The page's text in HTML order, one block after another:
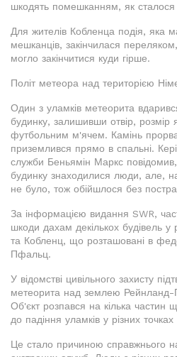
шкодять помешканням, як сталося
Для жителів Кобленца подія, яка
мешканців, закінчилася
могло закінчитися куди гірше.
Політ метеора над територією
Один з уламків метеорита
будинку, залишивши отвір, розмір
футбольним м'ячем. Камінь
приземлився прямо в спальні.
служби Беньямін Маркс
будинку знаходилися люди, але, на
не було, тож обійшлося без
За інформацією видання SWR,
шкоди дахам декількох будівель
та Кобленц, що розташовані в
Пфальц.
У відомстві цивільного захисту
метеорита над землею
Об'єкт розпався на кілька частин
до падіння уламків у різних точках
Це стало причиною справжнього